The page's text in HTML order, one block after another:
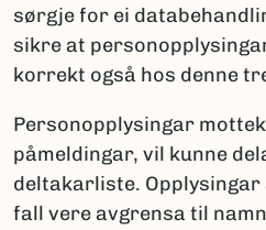
sørgje for ei
sikre at
korrekt også hos denne
Personopplysingar
påmeldingar, vil kunne
deltakarliste. Opplysingar
fall vere avgrensa til